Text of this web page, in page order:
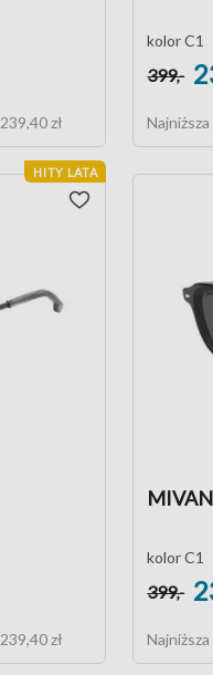
239,40 zł
kolor C1
399,-
HITY LATA
239,40 zł
kolor C1
399,-